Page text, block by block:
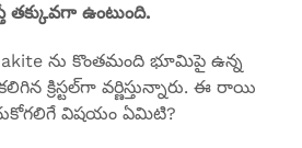
ఉంటుంది.
ను కొంతమంది భూమిపై ఉన్న
క్రిస్టల్‌గా వర్ణిస్తున్నారు. ఈ రాయి
విషయం ఏమిటి?